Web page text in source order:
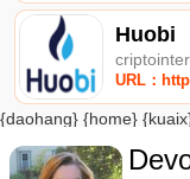
Huobi
URL：
{daohang} {home}